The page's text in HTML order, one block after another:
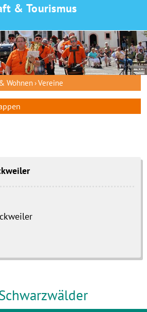
& Tourismus
Wohnen Vereine